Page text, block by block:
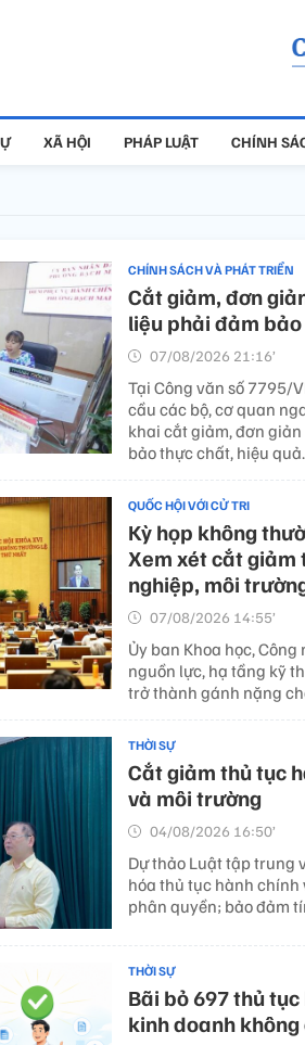
XÃ HỘI PHÁP LUẬT CHÍNH
CHÍNH SÁCH VÀ PHÁT TRIỂN
Cắt giảm, đơn
liệu phải đảm
07/08/2026 21:16’
Tại Công văn số 7795/
cầu các bộ, cơ quan
khai cắt giảm, đơn
bảo thực chất, hiệu quả.
QUỐC HỘI VỚI CỬ TRI
Kỳ họp không
Xem xét cắt giảm
nghiệp, môi
07/08/2026 14:55’
Ủy ban Khoa học,
nguồn lực, hạ tầng kỹ
trở thành gánh nặng
THỜI SỰ
Cắt giảm thủ tục
và môi trường
04/08/2026 16:50’
Dự thảo Luật tập trung
hóa thủ tục hành
phân quyền; bảo đảm
THỜI SỰ
Bãi bỏ 697 thủ
kinh doanh